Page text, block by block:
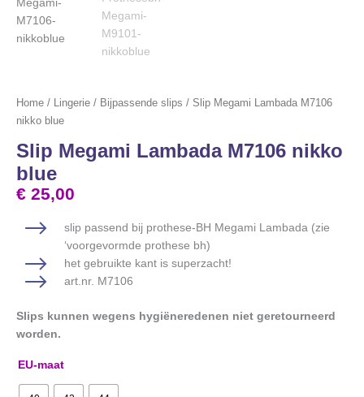
Home / Lingerie / Bijpassende slips / Slip Megami Lambada M7106
nikko blue
Slip Megami Lambada M7106 nikko
blue
€ 25,00
slip passend bij prothese-BH Megami Lambada (zie
‘voorgevormde prothese bh)
het gebruikte kant is superzacht!
art.nr. M7106
Slips kunnen wegens hygiëneredenen niet geretourneerd
worden.
EU-maat